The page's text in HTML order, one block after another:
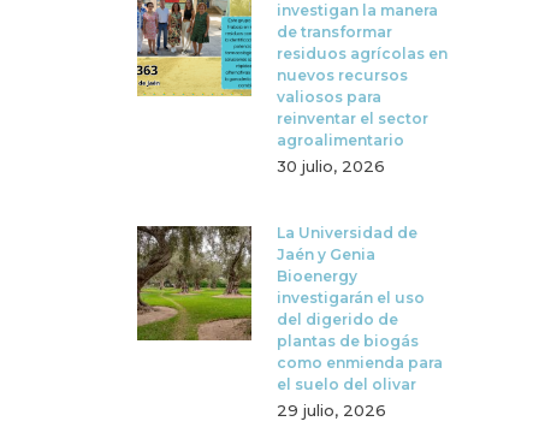
investigan la manera
de transformar
residuos agrícolas en
nuevos recursos
valiosos para
reinventar el sector
agroalimentario
30 julio, 2026
La Universidad de
Jaén y Genia
Bioenergy
investigarán el uso
del digerido de
plantas de biogás
como enmienda para
el suelo del olivar
29 julio, 2026